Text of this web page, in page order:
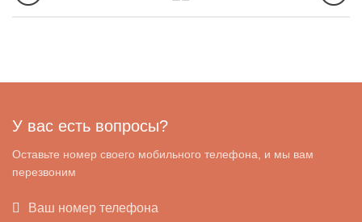
У вас есть вопросы?
Оставьте номер своего мобильного телефона, и мы вам
перезвоним
Ваш номер телефона